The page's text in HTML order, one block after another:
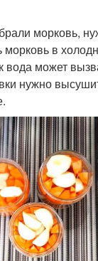
морковь,
в
вода может
нужно